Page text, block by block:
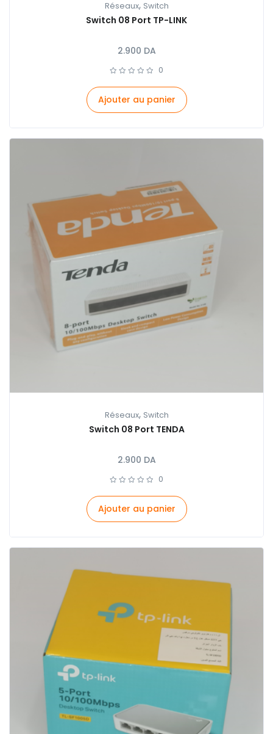
Réseaux, Switch
Switch 08 Port TP-LINK
2.900 DA
0
Ajouter au panier
Réseaux, Switch
Switch 08 Port TENDA
2.900 DA
0
Ajouter au panier